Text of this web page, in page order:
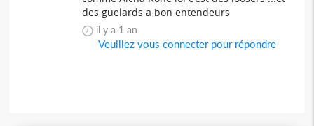
des guelards a bon entendeurs
il y a 1 an
Veuillez vous connecter pour répondre